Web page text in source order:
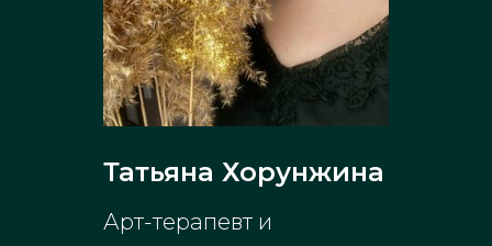
Татьяна Хорунжина
Арт-терапевт и